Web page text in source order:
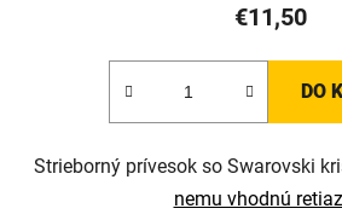
€11,50
DO
Strieborný prívesok so Swarovski
nemu vhodnú